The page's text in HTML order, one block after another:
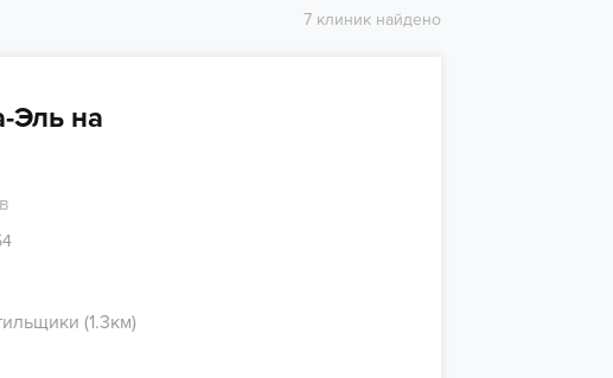
7 клиник найдено
Эль на
(1.3км)